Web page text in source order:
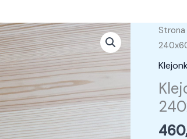
Strona
ilość
(klasa
B/
–